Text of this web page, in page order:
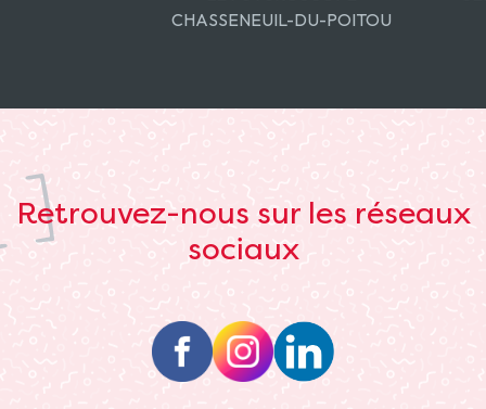
CHASSENEUIL-DU-POITOU
Retrouvez-nous sur les réseaux
sociaux